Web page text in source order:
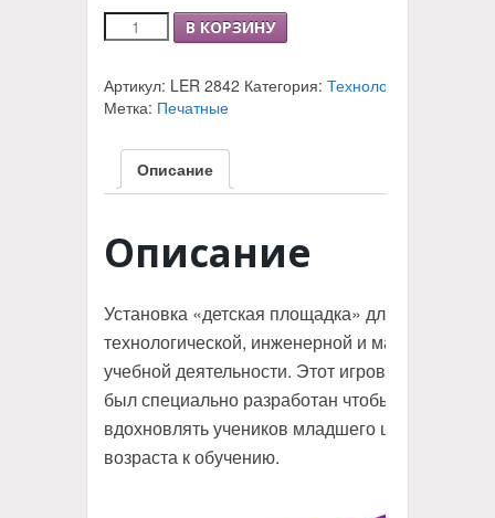
Количество
Набор
карт
в
основными
темами
материала
программы
школы
В КОРЗИНУ
Артикул: LER 2842 Категория: Технологическая ОО
Метка: Печатные
Описание
Описание
Установка «детская площадка» для научной,
технологической, инженерной и
учебной деятельности. Этот игровой комплект
был специально разработан чтобы привлекать
вдохновлять учеников младшего школьного
возраста к обучению.